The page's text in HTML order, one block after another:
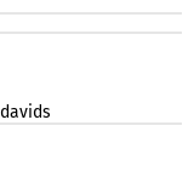
davids